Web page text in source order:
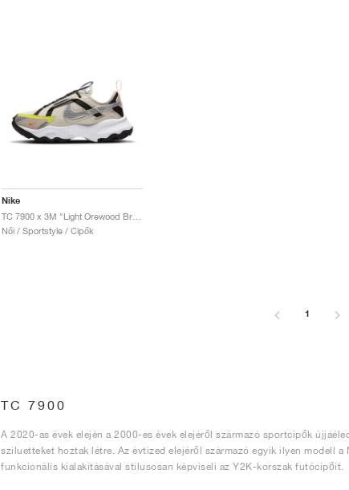
Nike
Női / Sportstyle / Cipők
1
TC 7900
A 2020-as évek elején a 2000-es évek elejéről származó sportcipők
sziluetteket hoztak létre. Az évtized elejéről származó egyik ilyen modell a
funkcionális kialakításával stílusosan képviseli az Y2K-korszak futócipőit.